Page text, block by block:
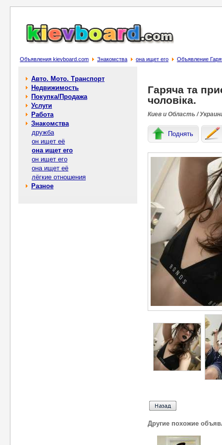
Объявления kievboard.com Знакомства она ищет его Объявление
Авто. Мото. Транспорт
Недвижимость
Покупка/Продажа
Услуги
Работа
Знакомства
дружба
он ищет её
она ищет его
он ищет его
она ищет её
лёгкие отношения
Разное
Гаряча та
чоловіка.
Киев и Область /
Поднять
Другие похожие